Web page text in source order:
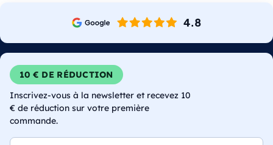
10 € DE RÉDUCTION
Inscrivez-vous à la newsletter et recevez 10
€ de réduction sur votre première
commande.
E-mail